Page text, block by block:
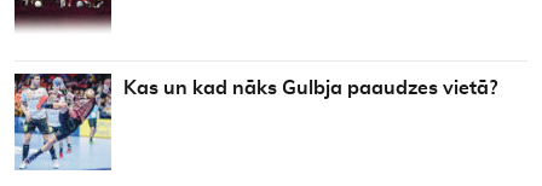
Kas un kad nāks Gulbja paaudzes vietā?